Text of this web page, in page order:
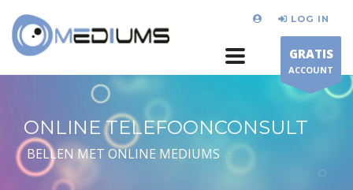
LOG IN
GRATIS
ACCOUNT
ONLINE TELEFOONCONSULT
BELLEN MET ONLINE MEDIUMS